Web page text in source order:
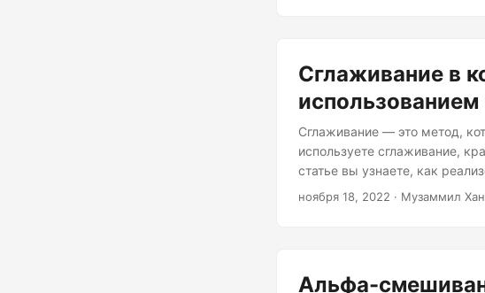
Сглаживание в
использованием
Сглаживание — это метод,
используете сглаживание,
статье вы узнаете, как
ноября 18, 2022 · Музаммил Хан
Альфа-